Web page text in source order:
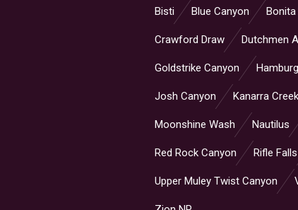
Bisti Blue Canyon
Crawford Draw Dutchmen
Goldstrike Canyon
Josh Canyon Kanarra
Moonshine Wash Nautilus
Red Rock Canyon Rifle Falls
Upper Muley Twist Canyon